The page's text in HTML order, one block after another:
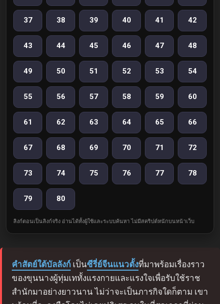
37 38 39 40 41 42
43 44 45 46 47 48
49 50 51 52 53 54
55 56 57 58 59 60
61 62 63 64 65 66
67 68 69 70 71 72
73 74 75 76 77 78
79 80
ลิงก์ตอนเป็นลิงก์จริง อ่านได้ทั้งผู้ใช้และระบบค้นหา ไม่มีสคริปต์หนักบนหน้าเว็บ
คำสัตย์ใต้บัลลังก์ เป็นซีรี่ย์จีนแนวตั้งที่มาพร้อมเรื่องราว
ของขุนนางผู้ทุ่มเททั้งแรงกายและแรงใจเพื่อรับใช้ราช
สำนักมาอย่างยาวนาน ไม่ว่าจะเป็นภารกิจใดก็ตาม เขา